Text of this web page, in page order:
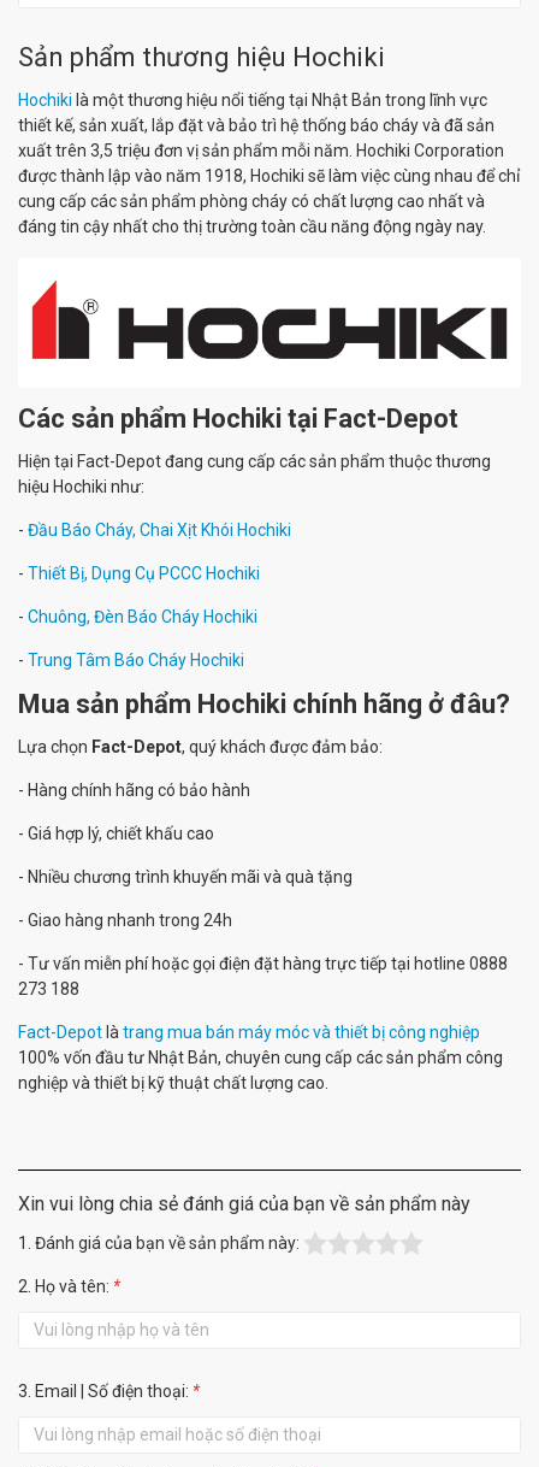
Sản phẩm thương hiệu Hochiki
Hochiki là một thương hiệu nổi tiếng tại Nhật Bản trong lĩnh vực
thiết kế, sản xuất, lắp đặt và bảo trì hệ thống báo cháy và đã sản
xuất trên 3,5 triệu đơn vị sản phẩm mỗi năm. Hochiki Corporation
được thành lập vào năm 1918, Hochiki sẽ làm việc cùng nhau để chỉ
cung cấp các sản phẩm phòng cháy có chất lượng cao nhất và
đáng tin cậy nhất cho thị trường toàn cầu năng động ngày nay.
Các sản phẩm Hochiki tại Fact-Depot
Hiện tại Fact-Depot đang cung cấp các sản phẩm thuộc thương
hiệu Hochiki như:
- Đầu Báo Cháy, Chai Xịt Khói Hochiki
- Thiết Bị, Dụng Cụ PCCC Hochiki
- Chuông, Đèn Báo Cháy Hochiki
- Trung Tâm Báo Cháy Hochiki
Mua sản phẩm Hochiki chính hãng ở đâu?
Lựa chọn Fact-Depot, quý khách được đảm bảo:
- Hàng chính hãng có bảo hành
- Giá hợp lý, chiết khấu cao
- Nhiều chương trình khuyến mãi và quà tặng
- Giao hàng nhanh trong 24h
- Tư vấn miễn phí hoặc gọi điện đặt hàng trực tiếp tại hotline 0888
273 188
Fact-Depot làtrang mua bán máy móc và thiết bị công nghiệp
100% vốn đầu tư Nhật Bản, chuyên cung cấp các sản phẩm công
nghiệp và thiết bị kỹ thuật chất lượng cao.
Xin vui lòng chia sẻ đánh giá của bạn về sản phẩm này
1. Đánh giá của bạn về sản phẩm này:
2. Họ và tên: *
3. Email | Số điện thoại: *